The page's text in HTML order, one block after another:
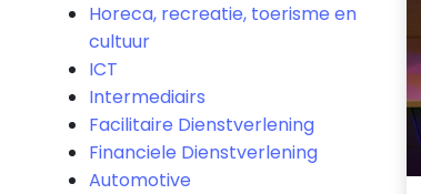
Horeca, recreatie, toerisme en
cultuur
ICT
Intermediairs
Facilitaire Dienstverlening
Financiele Dienstverlening
Automotive